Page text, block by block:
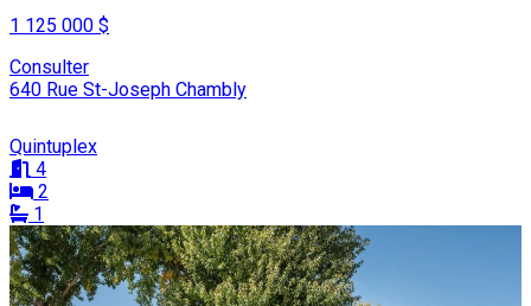
1 125 000 $
Consulter
640 Rue St-Joseph Chambly
Quintuplex
4
2
1